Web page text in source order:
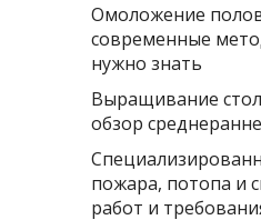
Омоложение
современные
нужно знать
Выращивание
обзор
пожара, потопа и
работ и